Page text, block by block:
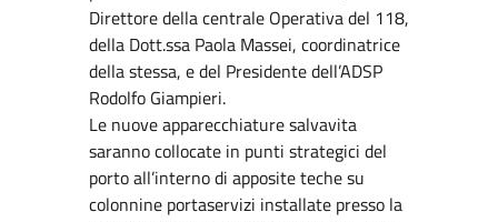
Direttore della centrale Operativa del 118,
della Dott.ssa Paola Massei, coordinatrice
della stessa, e del Presidente dell’ADSP
Rodolfo Giampieri.
Le nuove apparecchiature salvavita
saranno collocate in punti strategici del
porto all’interno di apposite teche su
colonnine portaservizi installate presso la